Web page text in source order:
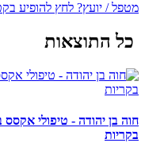
מטפל / יועץ? לחץ להופיע
כל התוצאות
חוה בן יהודה - טיפולי
בקריות